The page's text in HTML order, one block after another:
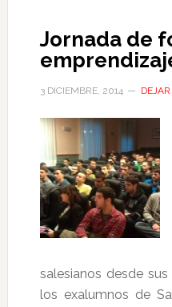
Jornada de
3 DICIEMBRE, 2014
salesianos desde
los exalumnos de